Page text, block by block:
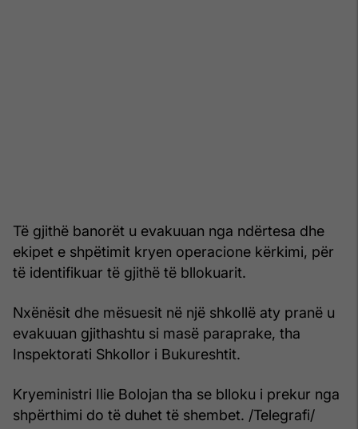
Të gjithë banorët u evakuuan nga ndërtesa dhe
ekipet e shpëtimit kryen operacione kërkimi, për
të identifikuar të gjithë të bllokuarit.
Nxënësit dhe mësuesit në një shkollë aty pranë u
evakuuan gjithashtu si masë paraprake, tha
Inspektorati Shkollor i Bukureshtit.
Kryeministri Ilie Bolojan tha se blloku i prekur nga
shpërthimi do të duhet të shembet. /Telegrafi/